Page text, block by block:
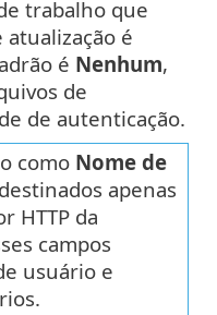
trabalho que
é
é Nenhum,
de
de autenticação.
como Nome de
apenas
HTTP da
campos
usuário e